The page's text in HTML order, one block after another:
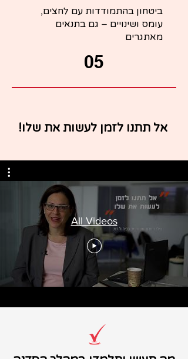
ביטחון בהתמודדות עם לחצים,
עומס ושינויים – גם בתנאים
מאתגרים
05
אל תתנו לזמן לעשות את שלו!
All Videos